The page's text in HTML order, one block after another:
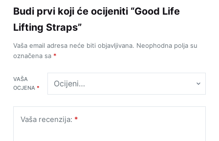
Budi prvi koji će ocijeniti “Good Life
Lifting Straps”
Vaša email adresa neće biti objavljivana. Neophodna polja su
označena sa *
VAŠA
OCJENA *
Vaša recenzija: *